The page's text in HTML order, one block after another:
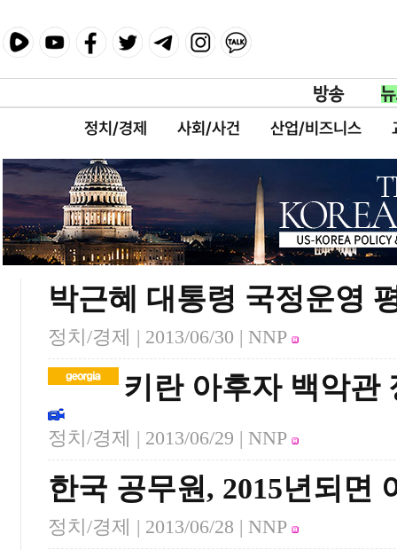
정치/경제 사회/사건 산업/비즈니스
박근혜 대통령 국정운영
정치/경제 | 2013/06/30 | NNP
키란 아후자 백악관
정치/경제 | 2013/06/29 | NNP
한국 공무원, 2015년되면
정치/경제 | 2013/06/28 | NNP